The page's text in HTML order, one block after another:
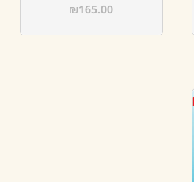
₪165.00